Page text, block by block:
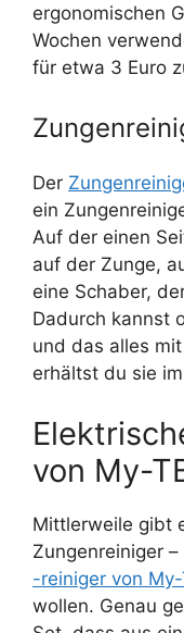
ergonomischen
Wochen
für etwa 3 Euro
Der
ein
Auf der einen
auf der Zunge,
eine Schaber,
Dadurch kannst
und das alles
erhältst du sie
von My-
Mittlerweile gibt
Zungenreiniger
-reiniger von My-
wollen. Genau